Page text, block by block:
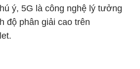
ý, 5G là công nghệ lý tưởng
độ phân giải cao trên